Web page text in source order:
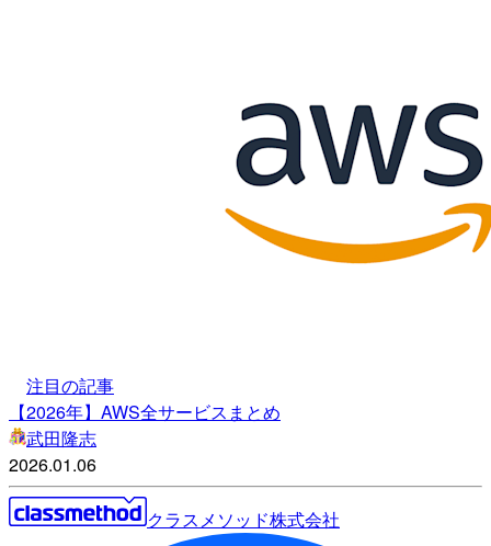
注目の記事
【2026年】AWS全サービスまとめ
武田隆志
2026.01.06
クラスメソッド株式会社